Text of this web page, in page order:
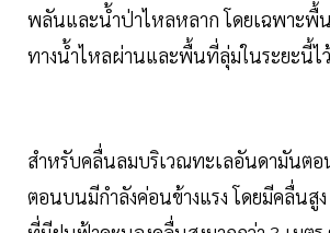
พลันและน้ำป่าไหลหลาก โดยเฉพาะพื้น
ทางน้ำไหลผ่านและพื้นที่ลุ่มในระยะนี้ไ
สำหรับคลื่นลมบริเวณทะเลอันดามันต
ตอนบนมีกำลังค่อนข้างแรง โดยมีคลื่นสู